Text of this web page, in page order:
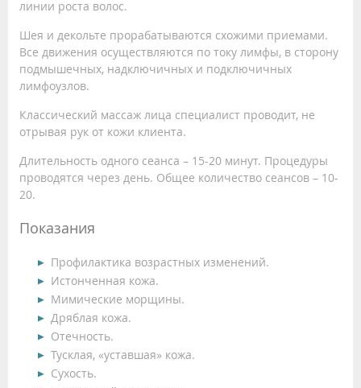
линии роста волос.
Шея и декольте прорабатываются схожими приемами.
Все движения осуществляются по току лимфы, в сторону
подмышечных, надключичных и подключичных
лимфоузлов.
Классический массаж лица специалист проводит, не
отрывая рук от кожи клиента.
Длительность одного сеанса – 15-20 минут. Процедуры
проводятся через день. Общее количество сеансов – 10-
20.
Показания
Профилактика возрастных изменений.
Истонченная кожа.
Мимические морщины.
Дряблая кожа.
Отечность.
Тусклая, «уставшая» кожа.
Сухость.